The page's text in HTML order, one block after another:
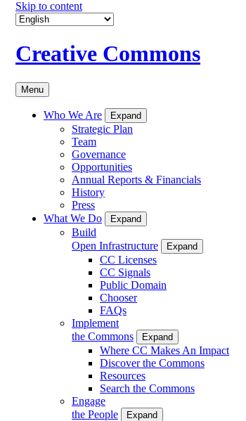
Skip to content
Creative Commons
Menu
Who We Are Expand
Strategic Plan
Team
Governance
Opportunities
Annual Reports & Financials
History
Press
What We Do
Expand
Build
Open Infrastructure
Expand
CC Licenses
CC Signals
Public Domain
Chooser
FAQs
Implement
the Commons
Expand
Where CC Makes An Impact
Discover the Commons
Resources
Search the Commons
Engage
the People
Expand